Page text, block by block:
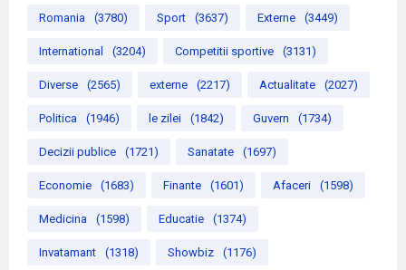
Romania (3780) Sport (3637) Externe (3449)
International (3204) Competitii sportive (3131)
Diverse (2565) externe (2217) Actualitate (2027)
Politica (1946) le zilei (1842) Guvern (1734)
Decizii publice (1721) Sanatate (1697)
Economie (1683) Finante (1601) Afaceri (1598)
Medicina (1598) Educatie (1374)
Invatamant (1318) Showbiz (1176)